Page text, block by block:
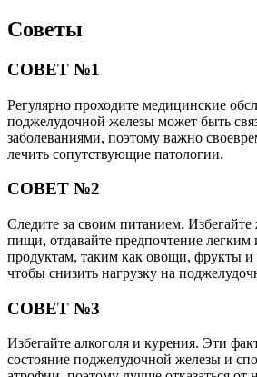
Советы
СОВЕТ №1
Регулярно проходите медицинские
поджелудочной железы может быть
заболеваниями, поэтому важно
лечить сопутствующие патологии.
СОВЕТ №2
Следите за своим питанием.
пищи, отдавайте предпочтение легким
продуктам, таким как овощи, фрукты
чтобы снизить нагрузку на
СОВЕТ №3
Избегайте алкоголя и курения. Эти
состояние поджелудочной железы и